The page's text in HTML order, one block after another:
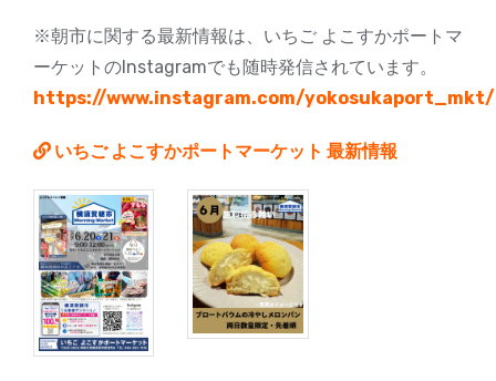
※朝市に関する最新情報は、いちご よこすかポートマ
ーケットのInstagramでも随時発信されています。
https://www.instagram.com/yokosukaport_mkt/
いちご よこすかポートマーケット 最新情報